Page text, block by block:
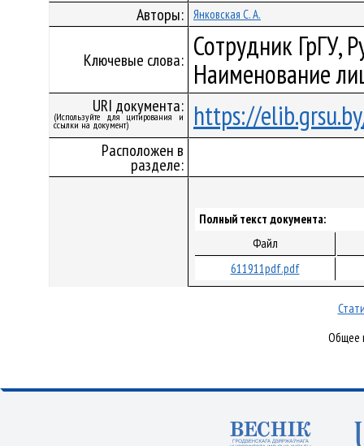
Авторы: Янковская С. А.
Ключевые слова: Сотрудник ГрГУ,
Наименование
URI документа:
(Используйте для цитирования и
ссылки на документ) https://
Расположен в
разделе:
Полный текст документа:
Файл
611911pdf.pdf
Общее